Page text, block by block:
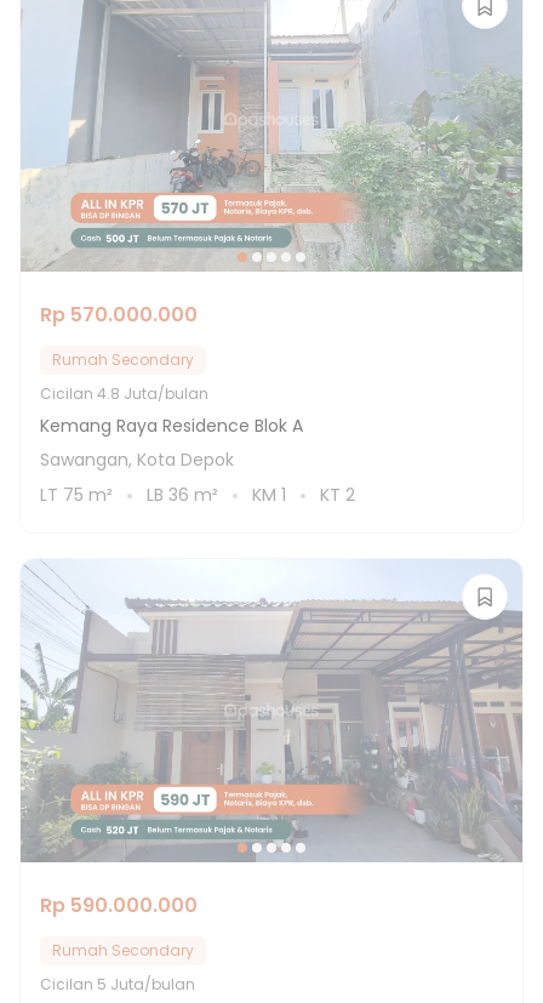
Rp 570.000.000
Rumah Secondary
Cicilan 4.8 Juta/bulan
Kemang Raya Residence Blok A
Sawangan, Kota Depok
LT 75 m² LB 36 m² KM 1 KT 2
Rp 590.000.000
Rumah Secondary
Cicilan 5 Juta/bulan